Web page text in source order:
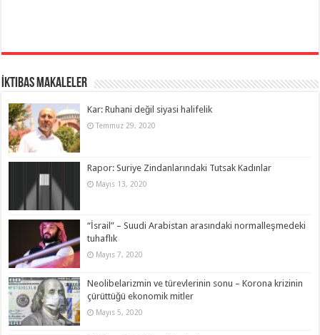
İktibas Makaleler
Kar: Ruhani değil siyasi halifelik
Temmuz 29, 2020
Rapor: Suriye Zindanlarındaki Tutsak Kadınlar
Mayıs 13, 2020
“İsrail” – Suudi Arabistan arasındaki normalleşmedeki
tuhaflık
Mayıs 7, 2020
Neolibelarizmin ve türevlerinin sonu – Korona krizinin
çürüttüğü ekonomik mitler
Mayıs 5, 2020